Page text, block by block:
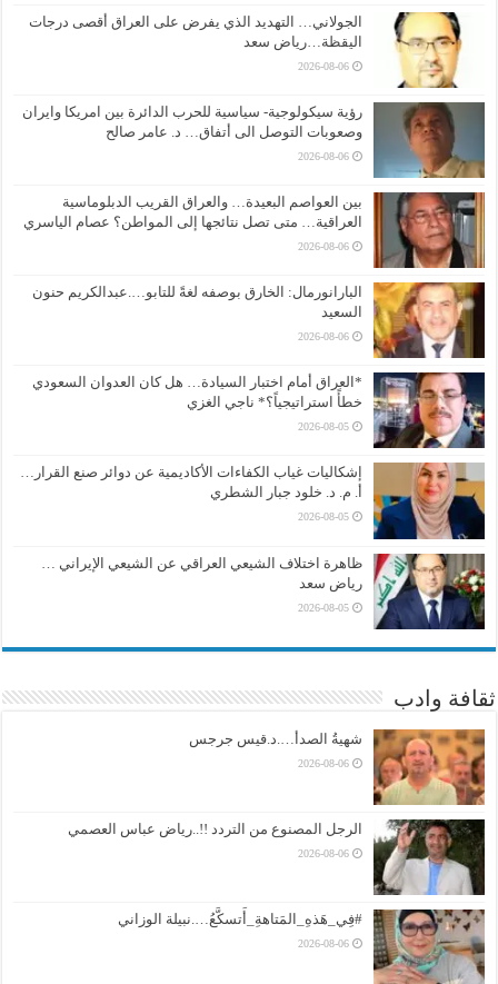
الجولاني… التهديد الذي يفرض على العراق أقصى درجات
اليقظة…رياض سعد
2026-08-06
رؤية سيكولوجية- سياسية للحرب الدائرة بين امريكا وايران
وصعوبات التوصل الى أتفاق… د. عامر صالح
2026-08-06
بين العواصم البعيدة… والعراق القريب الدبلوماسية
العراقية… متى تصل نتائجها إلى المواطن؟ عصام الياسري
2026-08-06
البارانورمال: الخارق بوصفه لغةً للتابو….عبدالكريم حنون
السعيد
2026-08-06
*العراق أمام اختبار السيادة… هل كان العدوان السعودي
خطأً استراتيجياً؟* ناجي الغزي
2026-08-05
إشكاليات غياب الكفاءات الأكاديمية عن دوائر صنع القرار…
أ. م. د. خلود جبار الشطري
2026-08-05
ظاهرة اختلاف الشيعي العراقي عن الشيعي الإيراني …
رياض سعد
2026-08-05
ثقافة وادب
شهيةُ الصدأ….د.قيس جرجس
2026-08-06
الرجل المصنوع من التردد !!..رياض عباس العصمي
2026-08-06
#فِي_هَذهِ_المَتاهةِ_أَتسكَّعُ….نبيلة الوزاني
2026-08-06